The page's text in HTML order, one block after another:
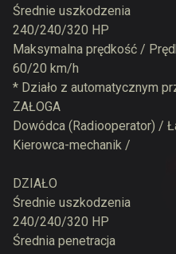
Średnie uszkodzenia
240/240/320 HP
Maksymalna prędkość /
60/20 km/h
* Działo z automatycznym
ZAŁOGA
Dowódca (Radiooperator) /
Kierowca-mechanik /
DZIAŁO
Średnie uszkodzenia
240/240/320 HP
Średnia penetracja